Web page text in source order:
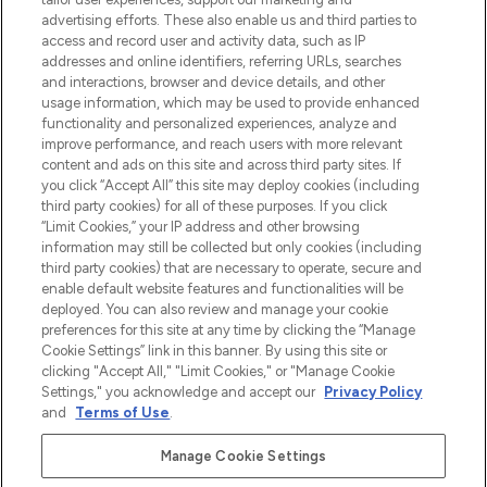
Shop online of via de app, met gratis
verzending vanaf €40.
Cookie-toestemming
Do Not Sell or Share My Personal
Information
HELP & INFORMATIE
BEDRIJFSINFORMATIE
OVER LOOKFANTASTIC
Betaal veilig met
advertising efforts. These also enable us and third parties to
access and record user and activity data, such as IP
addresses and online identifiers, referring URLs, searches
and interactions, browser and device details, and other
usage information, which may be used to provide enhanced
functionality and personalized experiences, analyze and
improve performance, and reach users with more relevant
content and ads on this site and across third party sites. If
you click “Accept All” this site may deploy cookies (including
third party cookies) for all of these purposes. If you click
“Limit Cookies,” your IP address and other browsing
information may still be collected but only cookies (including
third party cookies) that are necessary to operate, secure and
enable default website features and functionalities will be
deployed. You can also review and manage your cookie
preferences for this site at any time by clicking the “Manage
Cookie Settings” link in this banner. By using this site or
clicking "Accept All," "Limit Cookies," or "Manage Cookie
Settings," you acknowledge and accept our Privacy Policy
and
Terms of Use.
Manage Cookie Settings